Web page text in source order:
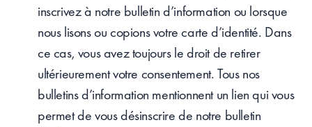
inscrivez à notre bulletin d’information ou lorsque
nous lisons ou copions votre carte d’identité. Dans
ce cas, vous avez toujours le droit de retirer
ultérieurement votre consentement. Tous nos
bulletins d’information mentionnent un lien qui vous
permet de vous désinscrire de notre bulletin